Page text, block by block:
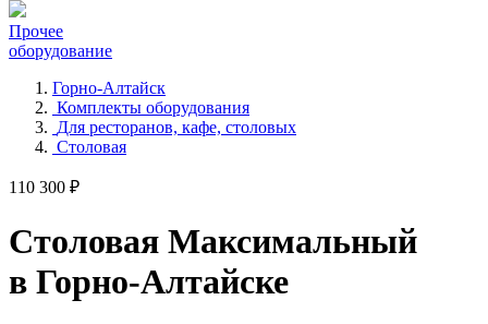
Прочее
оборудование
Горно-Алтайск
Комплекты оборудования
Для ресторанов, кафе, столовых
Столовая
110 300 ₽
Столовая Максимальный
в Горно-Алтайске